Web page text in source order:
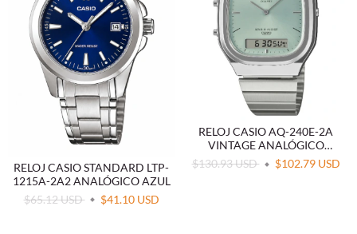
RELOJ CASIO STANDARD LTP-
1215A-2A2 ANALÓGICO AZUL
$65.12 USD
$41.10 USD
RELOJ CASIO AQ-240E-2A
VINTAGE ANALÓGICO
DIGITAL
$130.93 USD $102.79 USD